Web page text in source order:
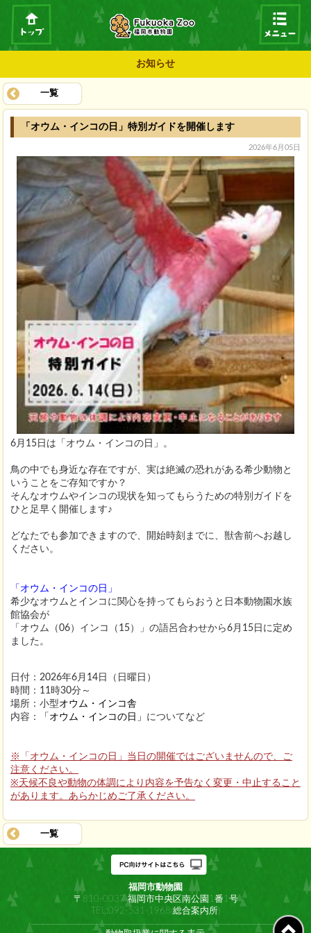
お知らせ
一覧
「オウム・インコの日」特別ガイドを開催します
2026年6月05日
6月15日は 「オウム・インコの日」 。
鳥の中でも身近な存在ですが、実は絶滅の恐れがある希少動物と
いうことをご存知ですか？
そんなオウムやインコの現状を知ってもらうための特別ガイドを
ひと足早く開催します♪
どなたでも参加できますので、開始時刻までに、獣舎前へお越し
ください。
「オウム・インコの日」
希少なオウムとインコに関心を持ってもらおうと日本動物園水族
館協会が
「オウム（06）インコ（15）」の語呂合わせから6月15日に定め
ました。
日付：2026年6月14日（日曜日）
時間：11時30分～
場所：小型オウム・インコ舎
内容：
「オウム・インコの日」 についてなど
※「オウム・インコの日」当日の開催ではございませんので、ご
注意ください。
※天候不良や動物の体調により内容を予告なく変更・中止すること
があります。あらかじめご了承ください。
一覧
福岡市動物園
〒810-0037 福岡市中央区南公園1番1号
TEL:092-531-1968(総合案内所)